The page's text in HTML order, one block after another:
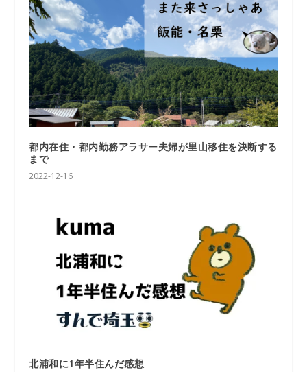
都内在住・都内勤務アラサー夫婦が里山移住を決断する
まで
2022-12-16
北浦和に1年半住んだ感想